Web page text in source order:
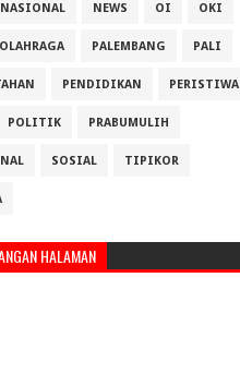
NASIONAL NEWS OI OKI
OLAHRAGA PALEMBANG PALI
PENDIDIKAN PERISTIWA
POLITIK PRABUMULIH
SOSIAL TIPIKOR
HALAMAN